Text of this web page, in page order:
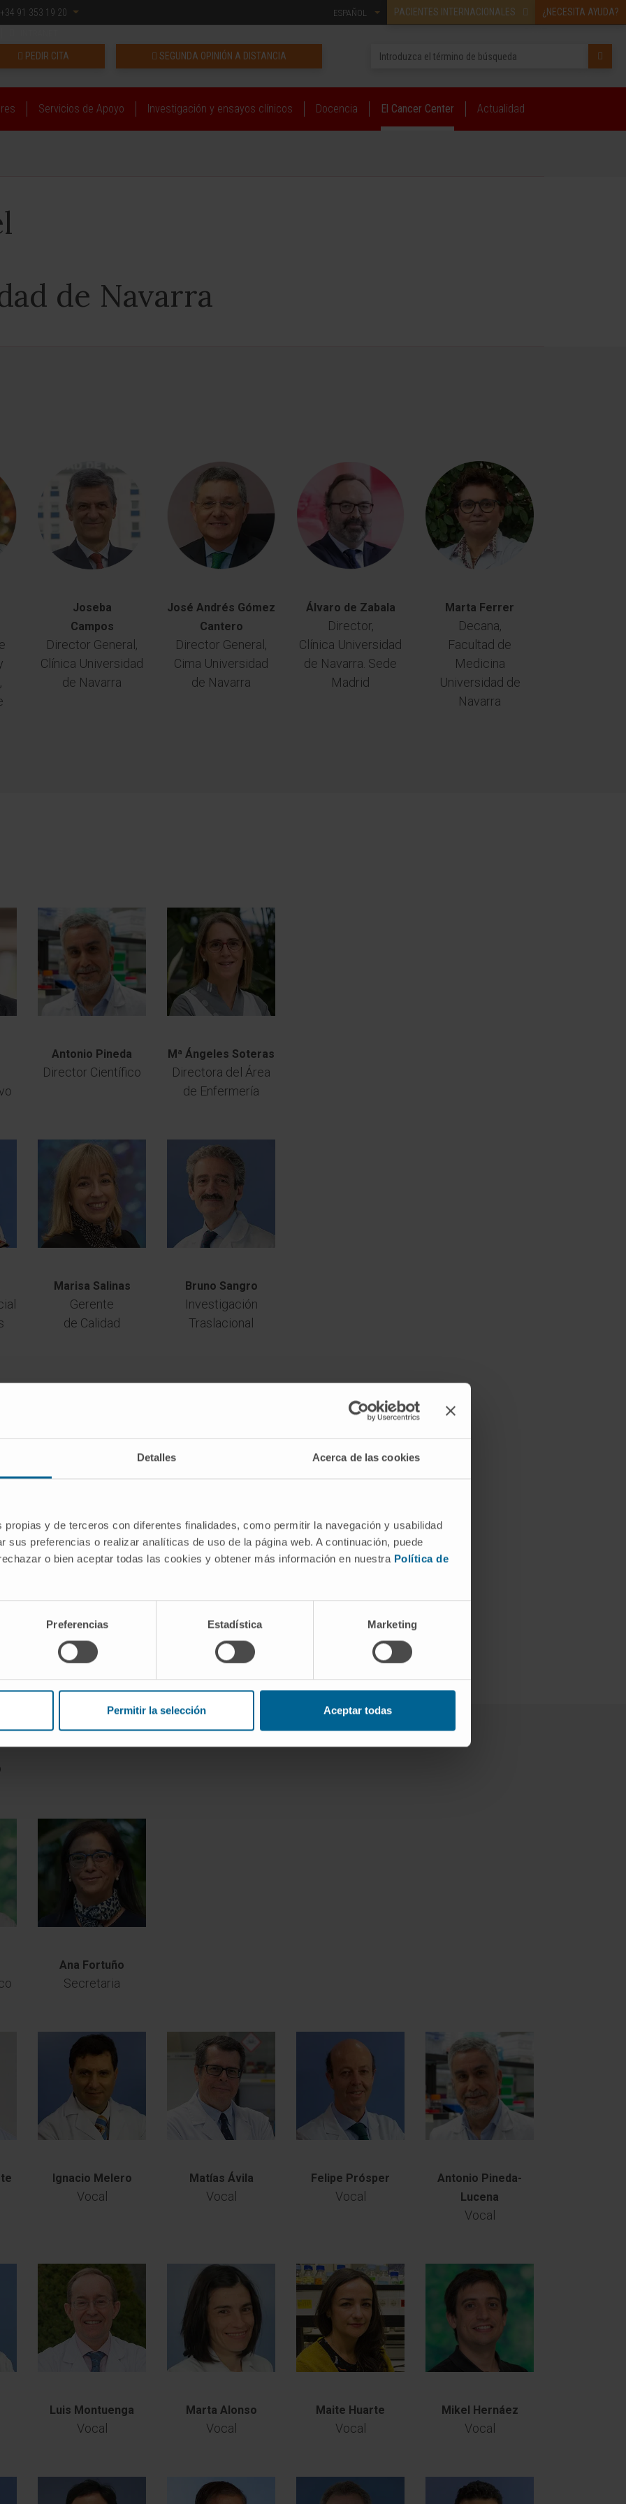
Detalles Acerca de las cookies
propias y de terceros con diferentes finalidades, como permitir la navegación y usabilidad
sus preferencias o realizar analíticas de uso de la página web. A continuación, puede
o bien aceptar todas las cookies y obtener más información en nuestra Política de
Preferencias Estadística Marketing
Permitir la selección Aceptar todas
+34 91 353 19 20 PACIENTES INTERNACIONALES ¿NECESITA AYUDA?
ESPAÑOL
SEGUNDA OPINIÓN A DISTANCIA
PEDIR CITA
Servicios de Apoyo Investigación y ensayos clínicos Docencia El Cancer Center Actualidad
de Navarra
Joseba
Campos
Director General,
Clínica Universidad
de Navarra
José Andrés Gómez
Cantero
Director General,
Cima Universidad
de Navarra
Álvaro de Zabala
Director,
Clínica Universidad
de Navarra. Sede
Madrid
Marta Ferrer
Decana,
Facultad de
Medicina
Universidad de
Navarra
Antonio Pineda
Director Científico
Mª Ángeles Soteras
Directora del Área
de Enfermería
Marisa Salinas
Gerente
de Calidad
Bruno Sangro
Investigación
Traslacional
Radioterápica
Quirúrgica
Ana Fortuño
Secretaria
Ignacio Melero
Vocal
Matías Ávila
Vocal
Felipe Prósper
Vocal
Antonio Pineda-
Lucena
Vocal
Luis Montuenga
Vocal
Marta Alonso
Vocal
Maite Huarte
Vocal
Mikel Hernáez
Vocal